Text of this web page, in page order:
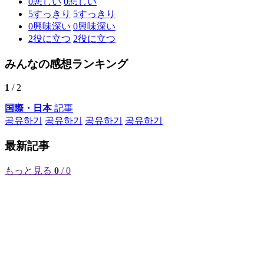
5すっきり 5すっきり
0興味深い 0興味深い
2役に立つ 2役に立つ
みんなの感想ランキング
1 / 2
国際・日本記事
공유하기
공유하기 공유하기 공유하기
最新記事
もっと見る 0 / 0